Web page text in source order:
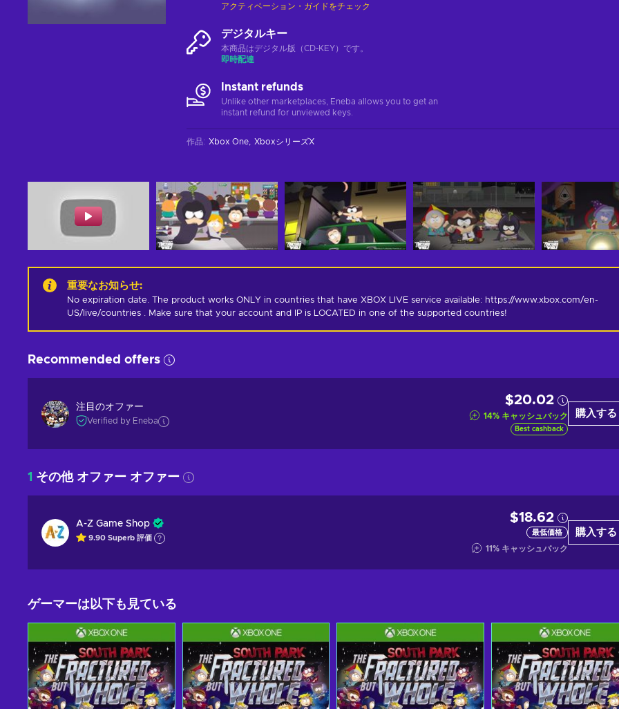
アクティベーション・ガイドをチェック
デジタルキー
本商品はデジタル版（CD-KEY）です。
即時配達
Instant refunds
Unlike other marketplaces, Eneba allows you to get an
instant refund for unviewed keys.
作品: Xbox One XboxシリーズX
重要なお知らせ:
No expiration date. The product works ONLY in countries that have XBOX LIVE service available: https://www.xbox.com/en-
US/live/countries . Make sure that your account and IP is LOCATED in one of the supported countries!
Recommended offers
注目のオファー
Verified by Eneba
$20.02
14% キャッシュバック
Best cashback
購入する
1 その他 オファー オファー
A-Z Game Shop
9.90 Superb 評価
$18.62
最低価格
11% キャッシュバック
購入する
ゲーマーは以下も見ている